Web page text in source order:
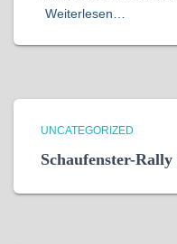
Weiterlesen…
UNCATEGORIZED
Schaufenster-Rally